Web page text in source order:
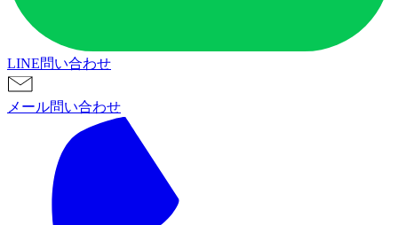
LINE問い合わせ
メール問い合わせ